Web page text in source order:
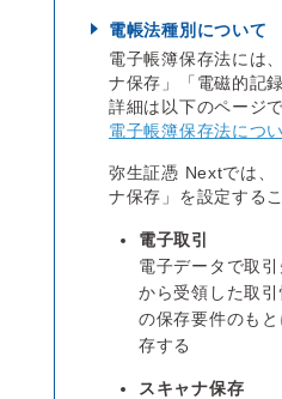
電帳法種別について
電子帳簿保存法には
ナ保存」「電磁的記
詳細は以下のページ
電子帳簿保存法につ
弥生証憑 Nextでは、
ナ保存」を設定する
電子取引
電子データで取
から受領した取
の保存要件のも
存する
スキャナ保存